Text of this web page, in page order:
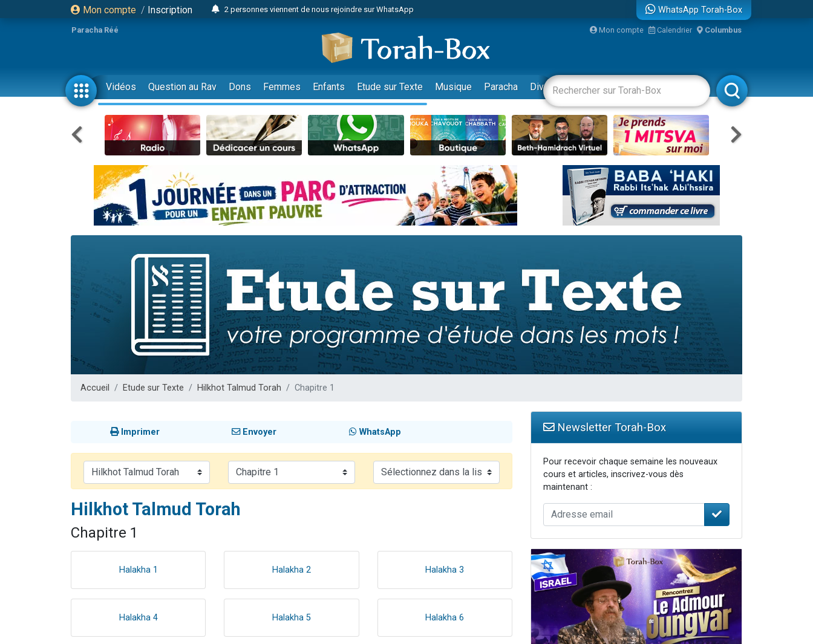
Mon compte / Inscription
2 personnes viennent de nous rejoindre sur WhatsApp
2 nouvelles musiques dans Torah-Box Music
8 personnes viennent de faire un don pour Tsédaka : pauvres d'Israel
4 personnes viennent de faire un don pour Diane, 80 ans, dans un appartement insalubre
Nouvelle émission radio : Visions de grandeur n°104 : Le Chabbath et le Birkat Hamazone à travers le temps
61 personnes viennent de demander une bénédiction
39 personnes viennent de faire un don pour Sauvez la jambe de Yohan
Il reste 49 places pour étudier en groupe sur Zoom
Nathaniel vient de donner son Maasser
6 personnes viennent de faire un don pour 5 enfants déjà orphelins risquent de perdre leur maman
2 personnes viennent de faire un don pour Reloger Rivka, 6 enfants, victime de violences...
Dovan vient de donner son Maasser
2 personnes viennent de nous rejoindre sur WhatsApp
2 personnes viennent de nous rejoindre sur WhatsApp
Malgorzata vient de donner son Maasser
3 personnes viennent de nous rejoindre sur WhatsApp
WhatsApp Torah-Box
Paracha Réé Mon compte Calendrier Columbus
Vidéos Question au Rav Dons Femmes Enfants Etude sur Texte Musique Paracha Divertissements Livres Rabbanim
Accueil Etude sur Texte Hilkhot Talmud Torah Chapitre 1
Imprimer Envoyer WhatsApp
Hilkhot Talmud Torah
Chapitre 1
Halakha 1 Halakha 2 Halakha 3
Halakha 4 Halakha 5 Halakha 6
Newsletter Torah-Box
Pour recevoir chaque semaine les nouveaux
cours et articles, inscrivez-vous dès
maintenant :